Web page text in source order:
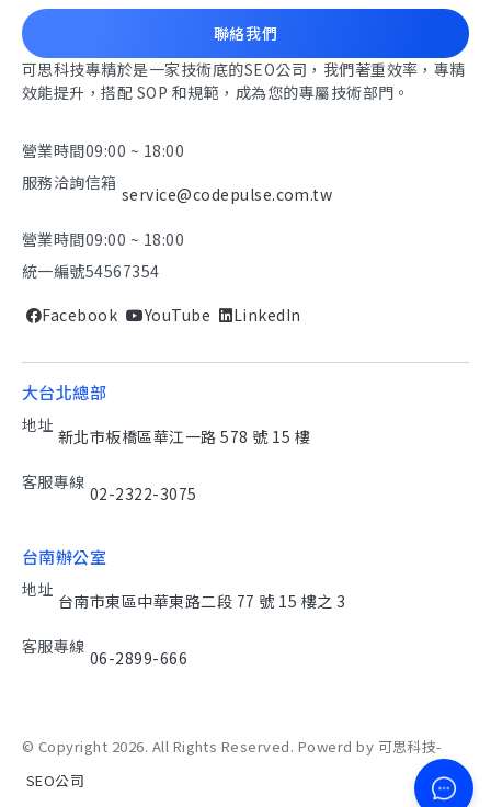
聯絡我們
可思科技專精於是一家技術底的SEO公司，我們著重效率，專精
效能提升，搭配 SOP 和規範，成為您的專屬技術部門。
營業時間09:00 ~ 18:00
服務洽詢信箱
service@codepulse.com.tw
營業時間09:00 ~ 18:00
統一編號54567354
Facebook YouTube LinkedIn
大台北總部
地址
新北市板橋區華江一路 578 號 15 樓
客服專線
02-2322-3075
台南辦公室
地址
台南市東區中華東路二段 77 號 15 樓之 3
客服專線
06-2899-666
© Copyright 2026. All Rights Reserved. Powerd by 可思科技-
SEO公司